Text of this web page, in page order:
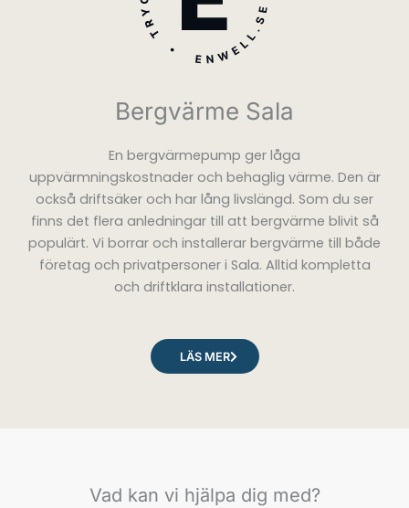
Bergvärme Sala
En bergvärmepump ger låga
uppvärmningskostnader och behaglig värme. Den är
också driftsäker och har lång livslängd. Som du ser
finns det flera anledningar till att bergvärme blivit så
populärt. Vi borrar och installerar bergvärme till både
företag och privatpersoner i Sala. Alltid kompletta
och driftklara installationer.
LÄS MER
Vad kan vi hjälpa dig med?